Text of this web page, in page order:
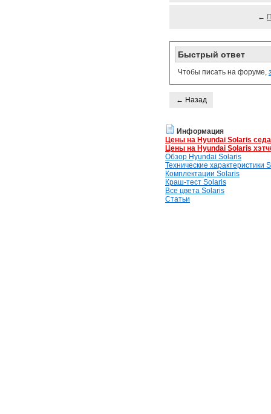
←
Быстрый ответ
Чтобы писать на форуме,
← Назад
Информация
Цены на Hyundai Solaris
Цены на Hyundai Solaris
Обзор Hyundai Solaris
Технические характеристики
Комплектации Solaris
Краш-тест Solaris
Все цвета Solaris
Статьи